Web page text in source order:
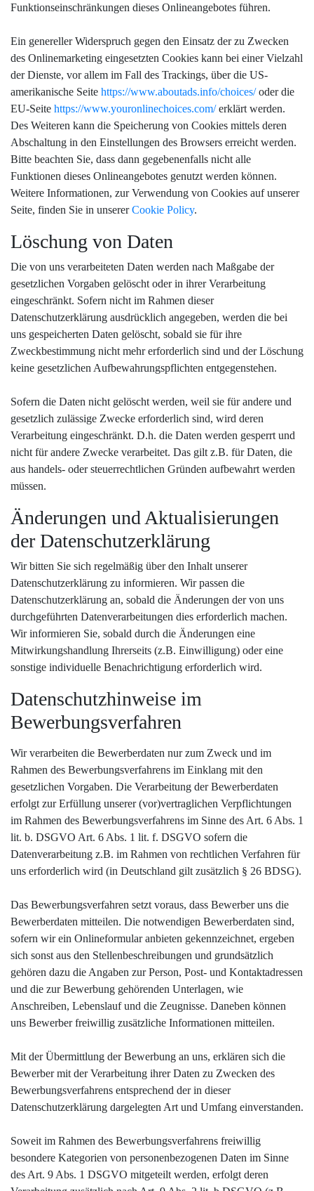
Funktionseinschränkungen dieses Onlineangebotes führen.
Ein genereller Widerspruch gegen den Einsatz der zu Zwecken
des Onlinemarketing eingesetzten Cookies kann bei einer Vielzahl
der Dienste, vor allem im Fall des Trackings, über die US-
amerikanische Seite https://www.aboutads.info/choices/oder die
EU-Seite https://www.youronlinechoices.com/erklärt werden.
Des Weiteren kann die Speicherung von Cookies mittels deren
Abschaltung in den Einstellungen des Browsers erreicht werden.
Bitte beachten Sie, dass dann gegebenenfalls nicht alle
Funktionen dieses Onlineangebotes genutzt werden können.
Weitere Informationen, zur Verwendung von Cookies auf unserer
Seite, finden Sie in unsererCookie Policy.
Löschung von Daten
Die von uns verarbeiteten Daten werden nach Maßgabe der
gesetzlichen Vorgaben gelöscht oder in ihrer Verarbeitung
eingeschränkt. Sofern nicht im Rahmen dieser
Datenschutzerklärung ausdrücklich angegeben, werden die bei
uns gespeicherten Daten gelöscht, sobald sie für ihre
Zweckbestimmung nicht mehr erforderlich sind und der Löschung
keine gesetzlichen Aufbewahrungspflichten entgegenstehen.
Sofern die Daten nicht gelöscht werden, weil sie für andere und
gesetzlich zulässige Zwecke erforderlich sind, wird deren
Verarbeitung eingeschränkt. D.h. die Daten werden gesperrt und
nicht für andere Zwecke verarbeitet. Das gilt z.B. für Daten, die
aus handels- oder steuerrechtlichen Gründen aufbewahrt werden
müssen.
Änderungen und Aktualisierungen
der Datenschutzerklärung
Wir bitten Sie sich regelmäßig über den Inhalt unserer
Datenschutzerklärung zu informieren. Wir passen die
Datenschutzerklärung an, sobald die Änderungen der von uns
durchgeführten Datenverarbeitungen dies erforderlich machen.
Wir informieren Sie, sobald durch die Änderungen eine
Mitwirkungshandlung Ihrerseits (z.B. Einwilligung) oder eine
sonstige individuelle Benachrichtigung erforderlich wird.
Datenschutzhinweise im
Bewerbungsverfahren
Wir verarbeiten die Bewerberdaten nur zum Zweck und im
Rahmen des Bewerbungsverfahrens im Einklang mit den
gesetzlichen Vorgaben. Die Verarbeitung der Bewerberdaten
erfolgt zur Erfüllung unserer (vor)vertraglichen Verpflichtungen
im Rahmen des Bewerbungsverfahrens im Sinne des Art. 6 Abs. 1
lit. b. DSGVO Art. 6 Abs. 1 lit. f. DSGVO sofern die
Datenverarbeitung z.B. im Rahmen von rechtlichen Verfahren für
uns erforderlich wird (in Deutschland gilt zusätzlich § 26 BDSG).
Das Bewerbungsverfahren setzt voraus, dass Bewerber uns die
Bewerberdaten mitteilen. Die notwendigen Bewerberdaten sind,
sofern wir ein Onlineformular anbieten gekennzeichnet, ergeben
sich sonst aus den Stellenbeschreibungen und grundsätzlich
gehören dazu die Angaben zur Person, Post- und Kontaktadressen
und die zur Bewerbung gehörenden Unterlagen, wie
Anschreiben, Lebenslauf und die Zeugnisse. Daneben können
uns Bewerber freiwillig zusätzliche Informationen mitteilen.
Mit der Übermittlung der Bewerbung an uns, erklären sich die
Bewerber mit der Verarbeitung ihrer Daten zu Zwecken des
Bewerbungsverfahrens entsprechend der in dieser
Datenschutzerklärung dargelegten Art und Umfang einverstanden.
Soweit im Rahmen des Bewerbungsverfahrens freiwillig
besondere Kategorien von personenbezogenen Daten im Sinne
des Art. 9 Abs. 1 DSGVO mitgeteilt werden, erfolgt deren